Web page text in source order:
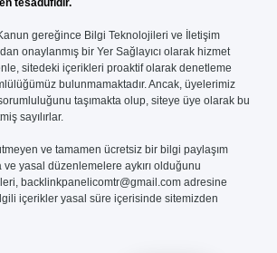
tesadüfidir.
gereğince Bilgi Teknolojileri ve İletişim
onaylanmış bir Yer Sağlayıcı olarak hizmet
sitedeki içerikleri proaktif olarak denetleme
bulunmamaktadır. Ancak, üyelerimiz
taşımakta olup, siteye üye olarak bu
sayılırlar.
ve tamamen ücretsiz bir bilgi paylaşım
yasal düzenlemelere aykırı olduğunu
backlinkpanelicomtr@gmail.com adresine
içerikler yasal süre içerisinde sitemizden